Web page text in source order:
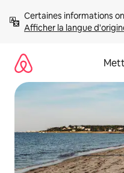
directement
Afficher la langue